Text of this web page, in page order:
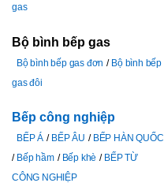
gas
Bộ bình bếp gas
Bộ bình bếp gas đơn
Bộ bình bếp
gas đôi
Bếp công nghiệp
BẾP Á BẾP ÂU
BẾP HÀN QUỐC
Bếp hầm
Bếp khè
BẾP TỪ
CÔNG NGHIỆP